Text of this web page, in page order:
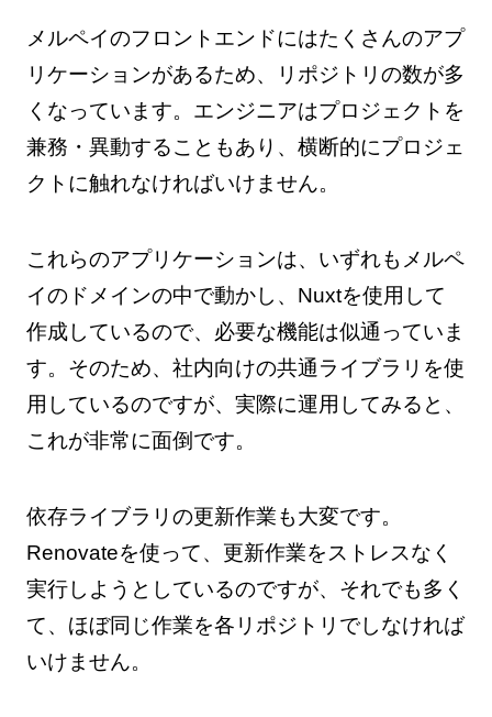
メルペイのフロントエンドにはたくさんのアプ
リケーションがあるため、リポジトリの数が多
くなっています。エンジニアはプロジェクトを
兼務・異動することもあり、横断的にプロジェ
クトに触れなければいけません。
これらのアプリケーションは、いずれもメルペ
イのドメインの中で動かし、Nuxtを使用して
作成しているので、必要な機能は似通っていま
す。そのため、社内向けの共通ライブラリを使
用しているのですが、実際に運用してみると、
これが非常に面倒です。
依存ライブラリの更新作業も大変です。
Renovateを使って、更新作業をストレスなく
実行しようとしているのですが、それでも多く
て、ほぼ同じ作業を各リポジトリでしなければ
いけません。